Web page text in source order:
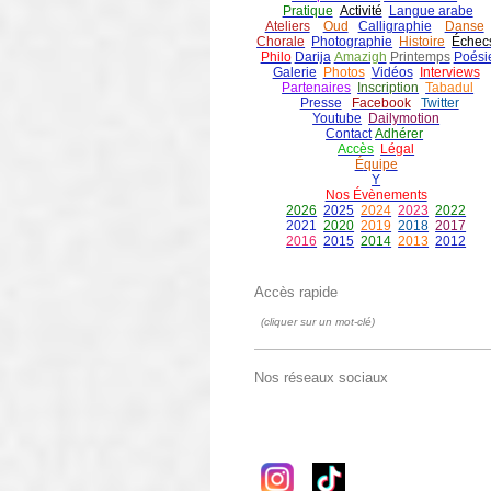
Pratique Activité
Langue arabe
Ateliers
Oud Calligraphie
Danse
Chorale
Photographie Histoire É
Philo Darija Amazigh Printemps
Galerie
Photos Vidéos
Interviews
Partenaires
Inscription Tabadul
Presse
Facebook
Twitter
Youtube
Dailymotion
Contact Adhérer
Accès Légal
Équipe
Y
Nos Évènements
2026 2025 2024 2023 2022
2021 2020 2019 2018 2017
2016 2015 2014 2013 2012
Accès rapide
(cliquer sur un mot-clé)
Nos réseaux sociaux